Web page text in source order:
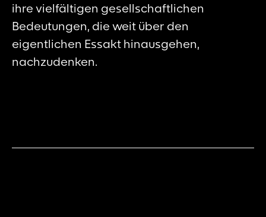
ihre vielfältigen gesellschaftlichen
Bedeutungen, die weit über den
eigentlichen Essakt hinausgehen,
nachzudenken.